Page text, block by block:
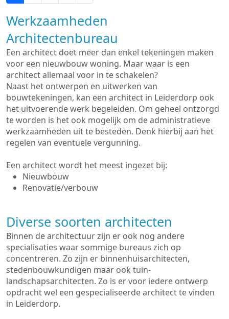
Werkzaamheden
Architectenbureau
Een architect doet meer dan enkel tekeningen maken
voor een nieuwbouw woning. Maar waar is een
architect allemaal voor in te schakelen?
Naast het ontwerpen en uitwerken van
bouwtekeningen, kan een architect in Leiderdorp ook
het uitvoerende werk begeleiden. Om geheel ontzorgd
te worden is het ook mogelijk om de administratieve
werkzaamheden uit te besteden. Denk hierbij aan het
regelen van eventuele vergunning.
Een architect wordt het meest ingezet bij:
Nieuwbouw
Renovatie/verbouw
Diverse soorten architecten
Binnen de architectuur zijn er ook nog andere
specialisaties waar sommige bureaus zich op
concentreren. Zo zijn er binnenhuisarchitecten,
stedenbouwkundigen maar ook tuin-
landschapsarchitecten. Zo is er voor iedere ontwerp
opdracht wel een gespecialiseerde architect te vinden
in Leiderdorp.